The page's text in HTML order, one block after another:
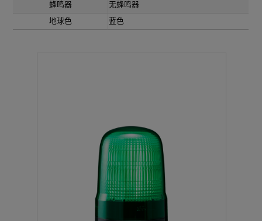
蜂鸣器
无蜂鸣器
地球色
蓝色